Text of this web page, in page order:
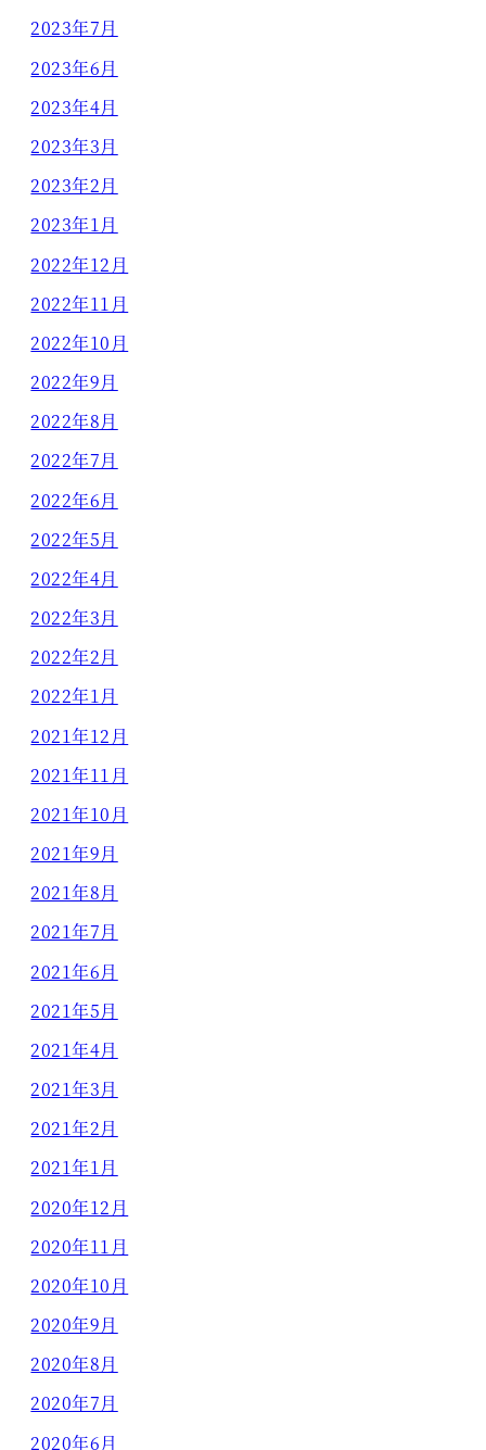
2023年7月
2023年6月
2023年4月
2023年3月
2023年2月
2023年1月
2022年12月
2022年11月
2022年10月
2022年9月
2022年8月
2022年7月
2022年6月
2022年5月
2022年4月
2022年3月
2022年2月
2022年1月
2021年12月
2021年11月
2021年10月
2021年9月
2021年8月
2021年7月
2021年6月
2021年5月
2021年4月
2021年3月
2021年2月
2021年1月
2020年12月
2020年11月
2020年10月
2020年9月
2020年8月
2020年7月
2020年6月